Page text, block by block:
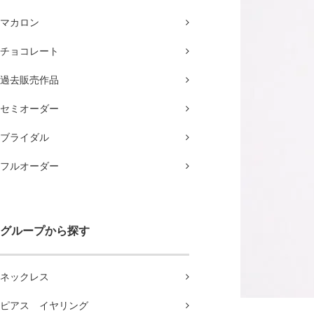
マカロン
チョコレート
過去販売作品
セミオーダー
ブライダル
フルオーダー
グループから探す
ネックレス
ピアス イヤリング